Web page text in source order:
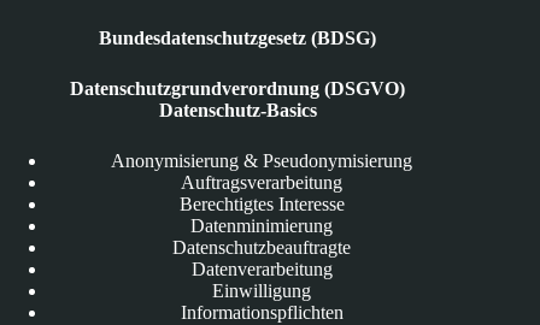
Bundesdatenschutzgesetz (BDSG)
Datenschutzgrundverordnung (DSGVO)
Datenschutz-Basics
Anonymisierung & Pseudonymisierung
Auftragsverarbeitung
Berechtigtes Interesse
Datenminimierung
Datenschutzbeauftragte
Datenverarbeitung
Einwilligung
Informationspflichten